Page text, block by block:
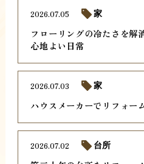
フローリングの冷たさを解
心地よい日常
2026.07.05 家
ハウスメーカーでリフォー
2026.07.03 家
2026.07.02 台所